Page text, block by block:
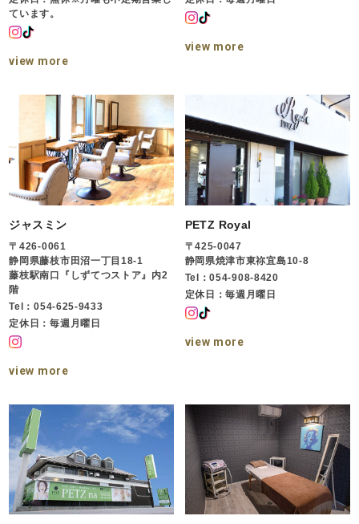
ています。
view more
view more
ジャスミン
〒426-0061
静岡県藤枝市田沼一丁目18-1
藤枝駅南口『しずてつストア』内2
階
Tel：054-625-9433
定休日：毎週月曜日
view more
PETZ Royal
〒425-0047
静岡県焼津市東祢宜島10-8
Tel：054-908-8420
定休日：毎週月曜日
view more